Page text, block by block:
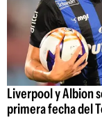
Liverpool y Albion
primera fecha del